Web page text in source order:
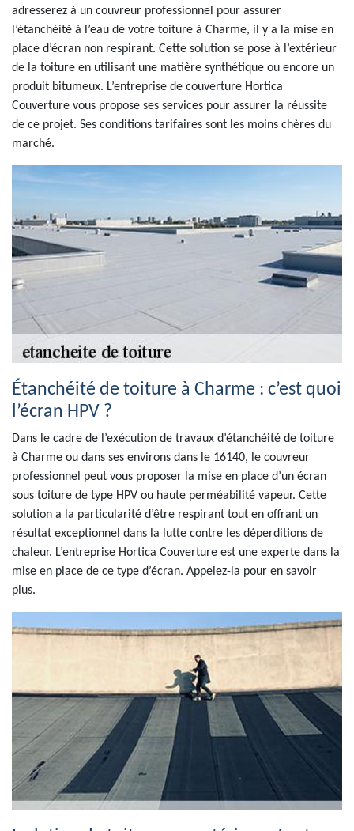
adresserez à un couvreur professionnel pour assurer
l’étanchéité à l’eau de votre toiture à Charme, il y a la mise en
place d’écran non respirant. Cette solution se pose à l’extérieur
de la toiture en utilisant une matière synthétique ou encore un
produit bitumeux. L’entreprise de couverture Hortica
Couverture vous propose ses services pour assurer la réussite
de ce projet. Ses conditions tarifaires sont les moins chères du
marché.
Étanchéité de toiture à Charme : c’est quoi
l’écran HPV ?
Dans le cadre de l’exécution de travaux d’étanchéité de toiture
à Charme ou dans ses environs dans le 16140, le couvreur
professionnel peut vous proposer la mise en place d’un écran
sous toiture de type HPV ou haute perméabilité vapeur. Cette
solution a la particularité d’être respirant tout en offrant un
résultat exceptionnel dans la lutte contre les déperditions de
chaleur. L’entreprise Hortica Couverture est une experte dans la
mise en place de ce type d’écran. Appelez-la pour en savoir
plus.